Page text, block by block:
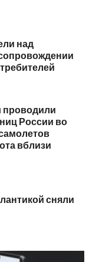
над
России во
вблизи
сняли